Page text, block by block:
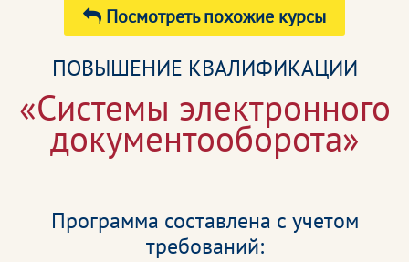
Посмотреть похожие курсы
ПОВЫШЕНИЕ КВАЛИФИКАЦИИ
«Системы электронного
документооборота»
Программа составлена с учетом
требований: